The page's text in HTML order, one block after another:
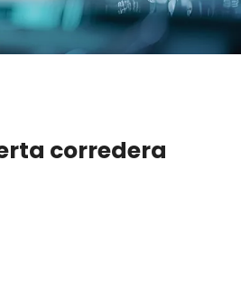
corredera